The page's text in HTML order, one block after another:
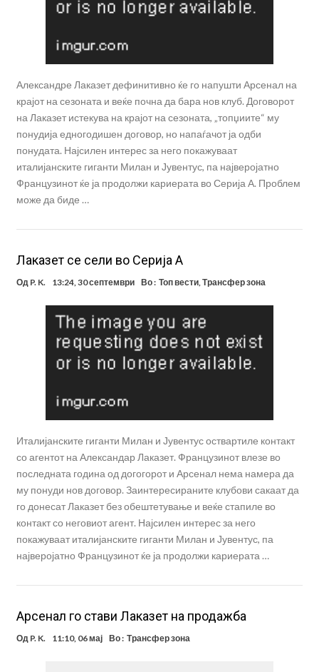
Александре Лаказет дефинитивно ќе го напушти Арсенал на
крајот на сезоната и веќе почна да бара нов клуб. Договорот
на Лаказет истекува на крајот на сезоната, „топџиите“ му
понудија едногодишен договор, но напаѓачот ја одби
понудата. Најсилен интерес за него покажуваат
италијанските гиганти Милан и Јувентус, па најверојатно
Французинот ќе ја продолжи кариерата во Серија А. Проблем
може да биде …
Лаказет се сели во Серија А
Од P. K. 13:24, 30 септември Во : Топ вести,Трансфер зона
Италијанските гиганти Милан и Јувентус оствартиле контакт
со агентот на Александар Лаказет. Французинот влезе во
последната година од догогорот и Арсенал нема намера да
му понуди нов договор. Заинтересираните клубови сакаат да
го донесат Лаказет без обештетување и веќе стапиле во
контакт со неговиот агент. Најсилен интерес за него
покажуваат италијанските гиганти Милан и Јувентус, па
најверојатно Французинот ќе ја продолжи кариерата …
Арсенал го стави Лаказет на продажба
Од P. K. 11:10, 06 мај Во : Трансфер зона